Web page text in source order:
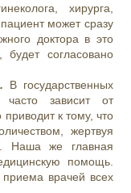
хирурга,
может сразу
доктора в это
согласовано
В государственных
часто зависит от
к тому, что
жертвуя
Наша же главная
помощь.
врачей всех